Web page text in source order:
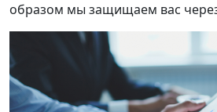
образом мы защищаем вас